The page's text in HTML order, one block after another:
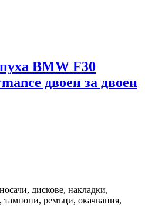
BMW F30
двоен за двоен
дискове, накладки,
ремъци, окачвания,